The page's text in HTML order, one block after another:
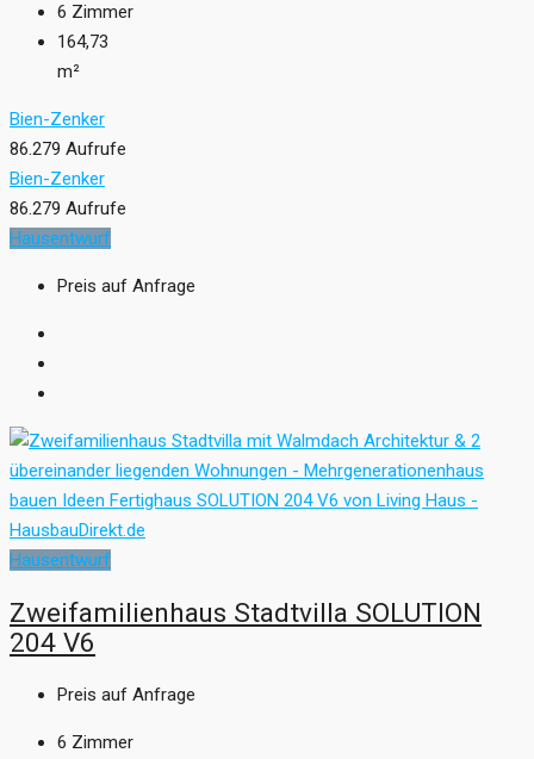
6 Zimmer
164,73
m²
Bien-Zenker
86.279 Aufrufe
Bien-Zenker
86.279 Aufrufe
Hausentwurf
Preis auf Anfrage
Hausentwurf
Zweifamilienhaus Stadtvilla SOLUTION
204 V6
Preis auf Anfrage
6 Zimmer